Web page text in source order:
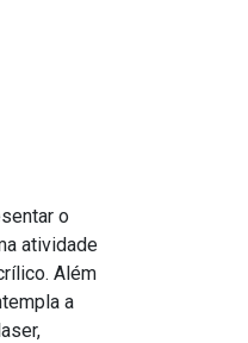
o
atividade
Além
a